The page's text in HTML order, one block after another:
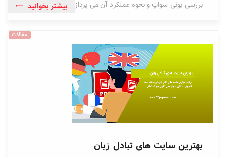
بررسی یونی سواپ و نحوه عملکرد آن می پردازیم.بیشتر بخوانید
مقالات
بهترین سایت های تبادل زبان